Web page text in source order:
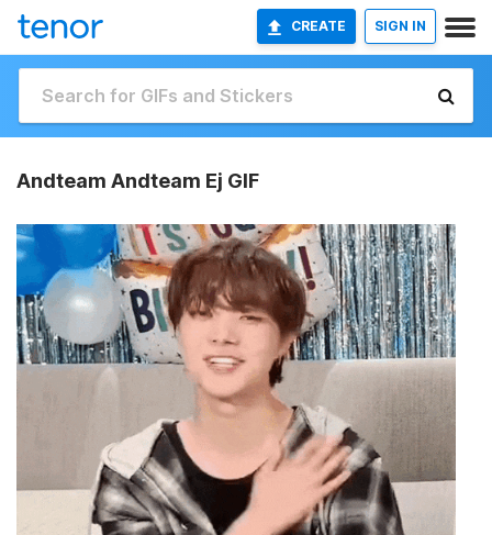
CREATE SIGN IN
Andteam Andteam Ej GIF